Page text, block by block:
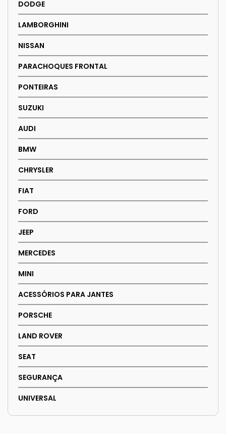
DODGE
LAMBORGHINI
NISSAN
PARACHOQUES FRONTAL
PONTEIRAS
SUZUKI
AUDI
BMW
CHRYSLER
FIAT
FORD
JEEP
MERCEDES
MINI
ACESSÓRIOS PARA JANTES
PORSCHE
LAND ROVER
SEAT
SEGURANÇA
UNIVERSAL